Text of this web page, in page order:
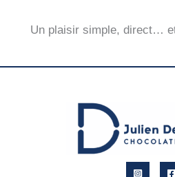
Un plaisir simple, direct…